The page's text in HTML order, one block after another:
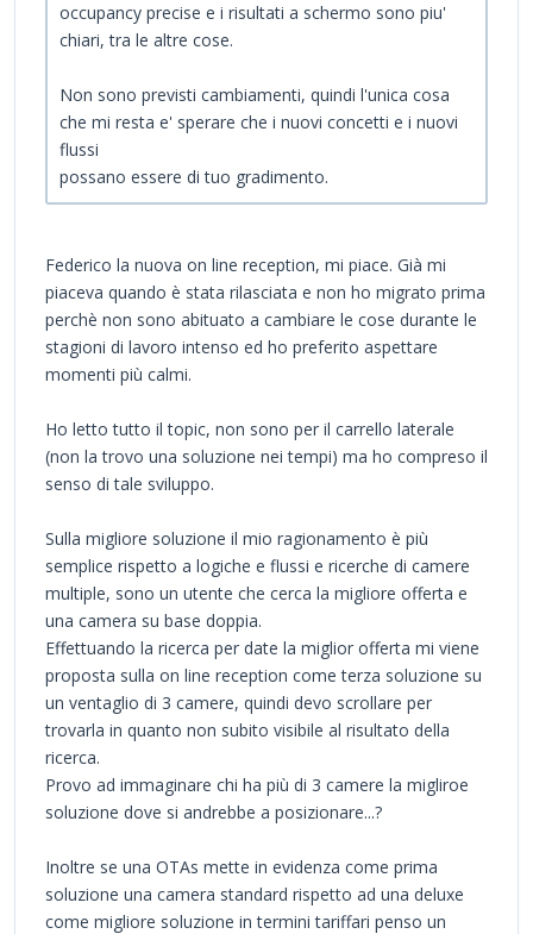
occupancy precise e i risultati a schermo sono piu'
chiari, tra le altre cose.
Non sono previsti cambiamenti, quindi l'unica cosa
che mi resta e' sperare che i nuovi concetti e i nuovi
flussi
possano essere di tuo gradimento.
Federico la nuova on line reception, mi piace. Già mi
piaceva quando è stata rilasciata e non ho migrato prima
perchè non sono abituato a cambiare le cose durante le
stagioni di lavoro intenso ed ho preferito aspettare
momenti più calmi.
Ho letto tutto il topic, non sono per il carrello laterale
(non la trovo una soluzione nei tempi) ma ho compreso il
senso di tale sviluppo.
Sulla migliore soluzione il mio ragionamento è più
semplice rispetto a logiche e flussi e ricerche di camere
multiple, sono un utente che cerca la migliore offerta e
una camera su base doppia.
Effettuando la ricerca per date la miglior offerta mi viene
proposta sulla on line reception come terza soluzione su
un ventaglio di 3 camere, quindi devo scrollare per
trovarla in quanto non subito visibile al risultato della
ricerca.
Provo ad immaginare chi ha più di 3 camere la migliroe
soluzione dove si andrebbe a posizionare...?
Inoltre se una OTAs mette in evidenza come prima
soluzione una camera standard rispetto ad una deluxe
come migliore soluzione in termini tariffari penso un